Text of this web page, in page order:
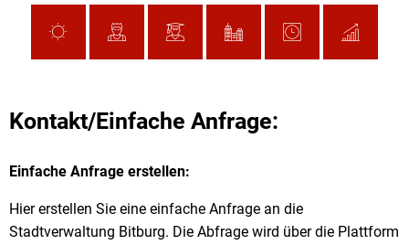
Anfrage
Kontakt/Einfache Anfrage:
Einfache Anfrage erstellen:
Hier erstellen Sie eine einfache Anfrage an die
Stadtverwaltung Bitburg. Die Abfrage wird über die Plattform